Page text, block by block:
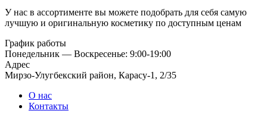
У нас в ассортименте вы можете подобрать для себя самую
лучшую и оригинальную косметику по доступным ценам
График работы
Понедельник — Воскресенье: 9:00-19:00
Адрес
Мирзо-Улугбекский район, Карасу-1, 2/35
О нас
Контакты